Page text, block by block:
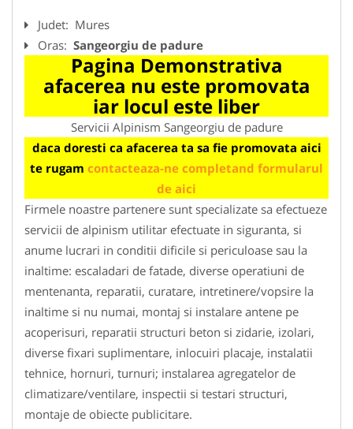
Judet: Mures
Oras: Sangeorgiu de padure
Pagina Demonstrativa
afacerea nu este promovata
iar locul este liber
Servicii Alpinism Sangeorgiu de padure
daca doresti ca afacerea ta sa fie promovata aici
te rugam contacteaza-ne completand formularul
de aici
Firmele noastre partenere sunt specializate sa efectueze
servicii de alpinism utilitar efectuate in siguranta, si
anume lucrari in conditii dificile si periculoase sau la
inaltime: escaladari de fatade, diverse operatiuni de
mentenanta, reparatii, curatare, intretinere/vopsire la
inaltime si nu numai, montaj si instalare antene pe
acoperisuri, reparatii structuri beton si zidarie, izolari,
diverse fixari suplimentare, inlocuiri placaje, instalatii
tehnice, hornuri, turnuri; instalarea agregatelor de
climatizare/ventilare, inspectii si testari structuri,
montaje de obiecte publicitare.